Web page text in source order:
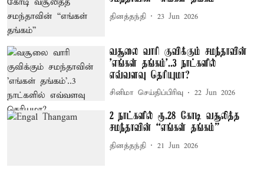
தினத்தந்தி 23 Jun 2026
வசூலை வாரி குவிக்கும் சமந்தாவின்
'எங்கள் தங்கம்'..3 நாட்களில்
எவ்வளவு தெரியுமா?
சினிமா செய்திப்பிரிவு 22 Jun 2026
2 நாட்களில் ரூ.28 கோடி வசூலித்த
சமந்தாவின் “எங்கள் தங்கம்”
தினத்தந்தி 21 Jun 2026